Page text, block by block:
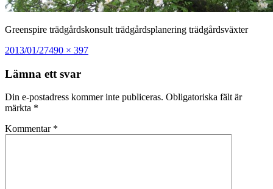
Greenspire trädgårdskonsult trädgårdsplanering trädgårdsväxter
Postat
2013/01/27Full
490 × 397
Lämna ett svar
Din e-postadress kommer inte publiceras. Obligatoriska fält är
märkta *
Kommentar *